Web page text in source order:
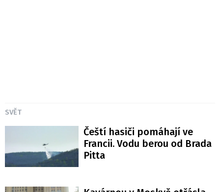
SVĚT
Čeští hasiči pomáhají ve
Francii. Vodu berou od Brada
Pitta